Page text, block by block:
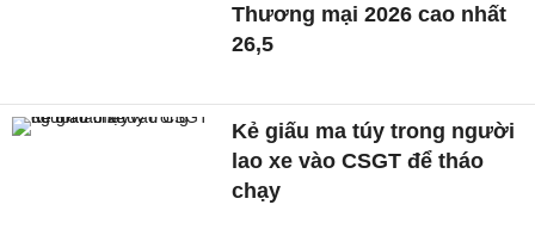
Thương mại 2026 cao nhất
26,5
Kẻ giấu ma túy trong người
lao xe vào CSGT để tháo
chạy